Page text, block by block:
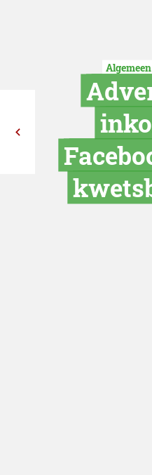
Algemeen